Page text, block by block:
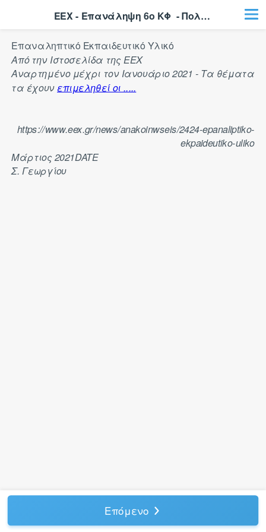
Επαναληπτικό Εκπαιδευτικό Υλικό
Από την Ιστοσελίδα της ΕΕΧ
Αναρτημένο μέχρι τον Ιανουάριο 2021 - Τα θέματα
τα έχουν επιμεληθεί οι .....
https://www.eex.gr/news/anakoinwseis/2424-epanaliptiko-
ekpaideutiko-uliko
Μάρτιος 2021DATE
Σ. Γεωργίου
ΕΕΧ - Επανάληψη 6ο ΚΦ  - Πολλαπλής 2η
Επόμενο